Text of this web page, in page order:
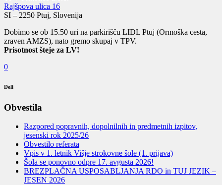
Rajšpova ulica 16
SI – 2250 Ptuj, Slovenija
Dobimo se ob 15.50 uri na parkirišču LIDL Ptuj (Ormoška cesta,
zraven AMZS), nato gremo skupaj v TPV.
Prisotnost šteje za LV!
0
Deli
Obvestila
Razpored popravnih, dopolnilnih in predmetnih izpitov,
jesenski rok 2025/26
Obvestilo referata
Vpis v 1. letnik Višje strokovne šole (1. prijava)
Šola se ponovno odpre 17. avgusta 2026!
BREZPLAČNA USPOSABLJANJA RDO in TUJ JEZIK –
JESEN 2026